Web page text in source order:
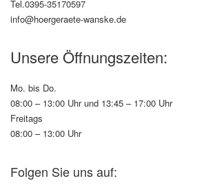
Tel.0395-35170597
info@hoergeraete-wanske.de
Unsere Öffnungszeiten:
Mo. bis Do.
08:00 – 13:00 Uhr und 13:45 – 17:00 Uhr
Freitags
08:00 – 13:00 Uhr
Folgen Sie uns auf: